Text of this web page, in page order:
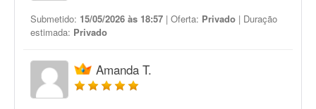
Submetido: 15/05/2026 às 18:57 | Oferta: Privado | Duração
estimada: Privado
Amanda T.